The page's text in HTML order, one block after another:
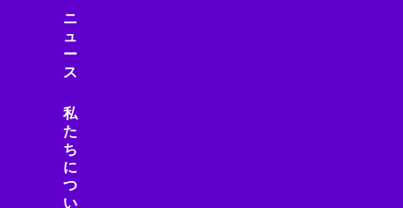
ニ
ュ
ー
ス
私
た
ち
に
つ
い